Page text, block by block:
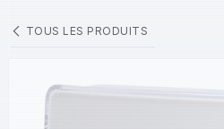
TOUS LES PRODUITS